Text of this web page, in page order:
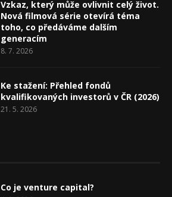
Vzkaz, který může ovlivnit celý život.
Nová filmová série otevírá téma
toho, co předáváme dalším
generacím
8. 7. 2026
Ke stažení: Přehled fondů
kvalifikovaných investorů v ČR (2026)
21. 5. 2026
Co je venture capital?